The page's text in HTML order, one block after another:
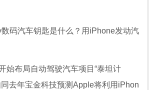
码汽车钥匙是什么？用iPhone发动汽
始布局自动驾驶汽车项目“泰坦计
去年宝金科技预测Apple将利用iPhon